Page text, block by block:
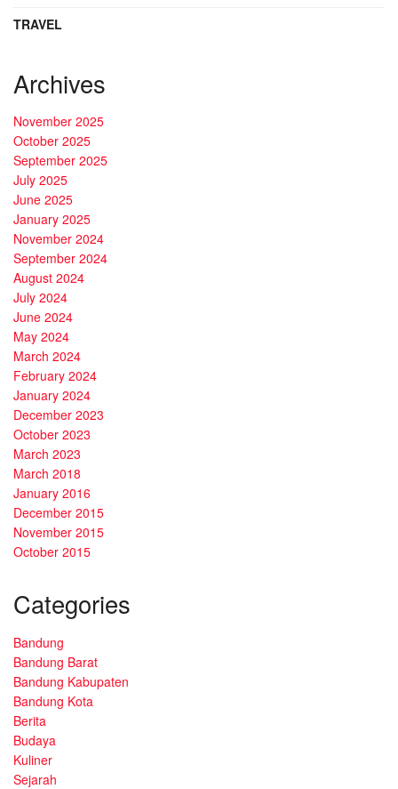
TRAVEL
Archives
November 2025
October 2025
September 2025
July 2025
June 2025
January 2025
November 2024
September 2024
August 2024
July 2024
June 2024
May 2024
March 2024
February 2024
January 2024
December 2023
October 2023
March 2023
March 2018
January 2016
December 2015
November 2015
October 2015
Categories
Bandung
Bandung Barat
Bandung Kabupaten
Bandung Kota
Berita
Budaya
Kuliner
Sejarah